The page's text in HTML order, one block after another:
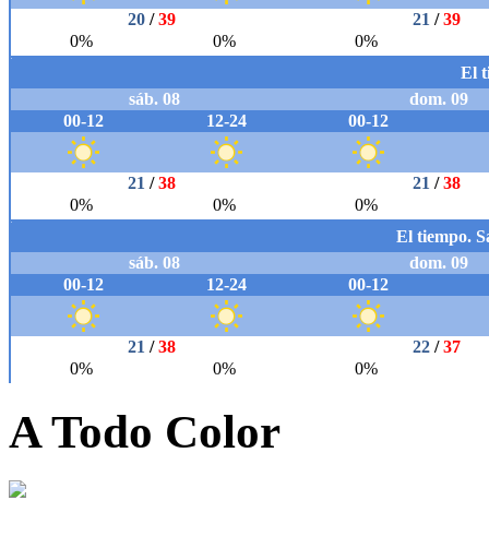
A Todo Color